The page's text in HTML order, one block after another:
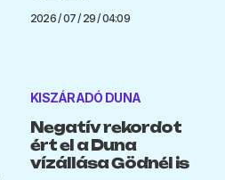
2026 / 07 / 29 / 04:09
KISZÁRADÓ DUNA
Negatív rekordot
ért el a Duna
vízállása Gödnél is